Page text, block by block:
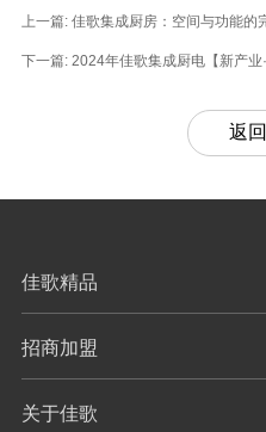
上一篇: 佳歌集成厨房：空间与功能的
下一篇: 2024年佳歌集成厨电【新产业
返
佳歌精品
招商加盟
关于佳歌